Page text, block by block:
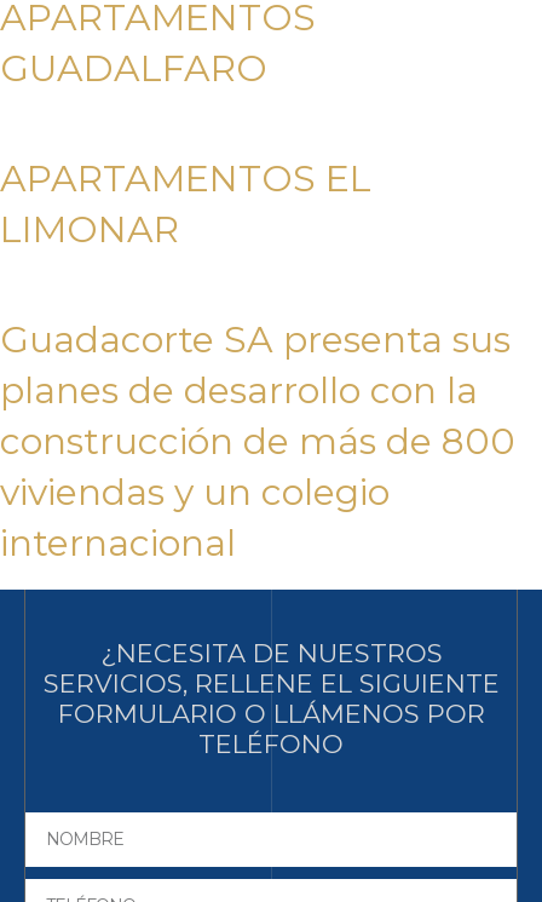
APARTAMENTOS
GUADALFARO
APARTAMENTOS EL
LIMONAR
Guadacorte SA presenta sus
planes de desarrollo con la
construcción de más de 800
viviendas y un colegio
internacional
¿NECESITA DE NUESTROS
SERVICIOS, RELLENE EL SIGUIENTE
FORMULARIO O LLÁMENOS POR
TELÉFONO